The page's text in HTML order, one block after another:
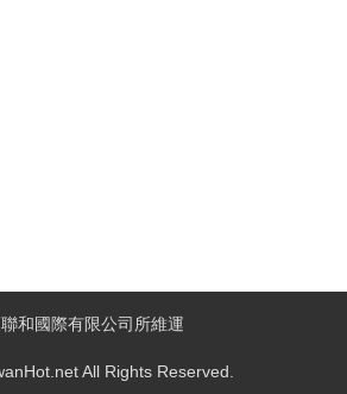
和國際有限公司所維運
All Rights Reserved.